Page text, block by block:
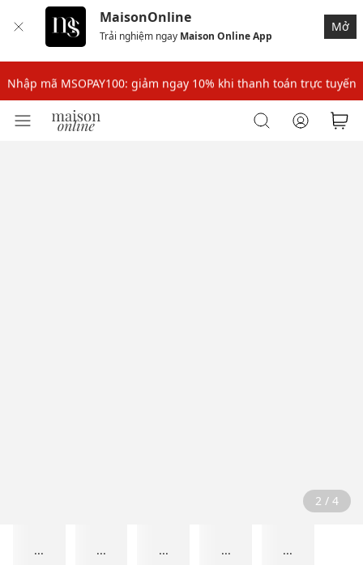
MaisonOnline
Trải nghiệm ngay Maison Online App
Mở
Nhập mã: MSOXINCHAO - Giảm 10% đơn đầu cho thành viên mới!
Nhập mã MSOPAY100: giảm ngay 10% khi thanh toán trực tuyến
Nhập mã: MSOXINCHAO - Giảm 10% đơn đầu cho thành viên mới!
2 / 4
... ... ... ... ...